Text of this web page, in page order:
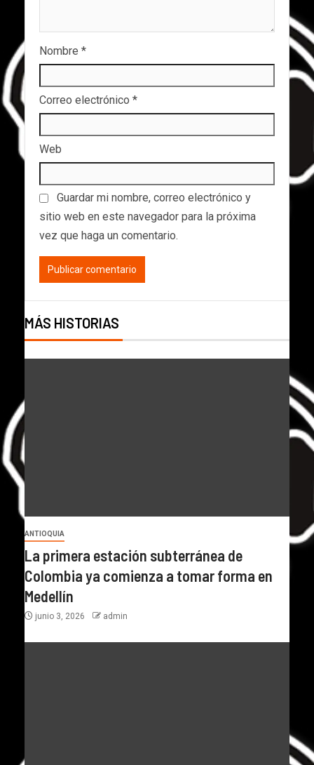
Nombre *
Correo electrónico *
Web
Guardar mi nombre, correo electrónico y
sitio web en este navegador para la próxima
vez que haga un comentario.
MÁS HISTORIAS
ANTIOQUIA
La primera estación subterránea de
Colombia ya comienza a tomar forma en
Medellín
junio 3, 2026 admin